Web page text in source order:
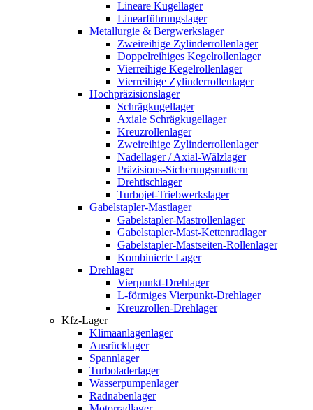
Lineare Kugellager
Linearführungslager
Metallurgie & Bergwerkslager
Zweireihige Zylinderrollenlager
Doppelreihiges Kegelrollenlager
Vierreihige Kegelrollenlager
Vierreihige Zylinderrollenlager
Hochpräzisionslager
Schrägkugellager
Axiale Schrägkugellager
Kreuzrollenlager
Zweireihige Zylinderrollenlager
Nadellager / Axial-Wälzlager
Präzisions-Sicherungsmuttern
Drehtischlager
Turbojet-Triebwerkslager
Gabelstapler-Mastlager
Gabelstapler-Mastrollenlager
Gabelstapler-Mast-Kettenradlager
Gabelstapler-Mastseiten-Rollenlager
Kombinierte Lager
Drehlager
Vierpunkt-Drehlager
L-förmiges Vierpunkt-Drehlager
Kreuzrollen-Drehlager
Kfz-Lager
Klimaanlagenlager
Ausrücklager
Spannlager
Turboladerlager
Wasserpumpenlager
Radnabenlager